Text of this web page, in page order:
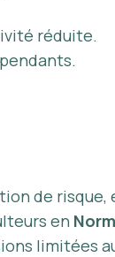
réduite.
de
en
limitées